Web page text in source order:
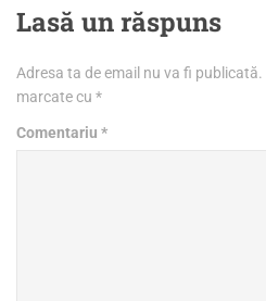
Lasă un răspuns
Adresa ta de email nu va fi publicată.
marcate cu *
Comentariu *